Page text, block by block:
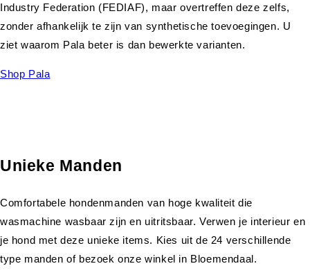
Industry Federation (FEDIAF), maar overtreffen deze zelfs,
zonder afhankelijk te zijn van synthetische toevoegingen. U
ziet waarom Pala beter is dan bewerkte varianten.
Shop Pala
Unieke Manden
Comfortabele hondenmanden van hoge kwaliteit die
wasmachine wasbaar zijn en uitritsbaar. Verwen je interieur en
je hond met deze unieke items. Kies uit de 24 verschillende
type manden of bezoek onze winkel in Bloemendaal.